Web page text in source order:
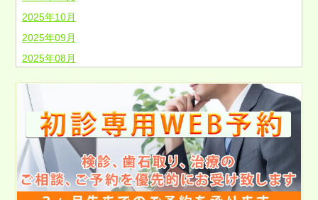
2025年10月
2025年09月
2025年08月
2025年06月
2025年05月
2025年04月
2025年03月
2025年02月